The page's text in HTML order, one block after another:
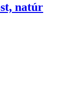
natúr